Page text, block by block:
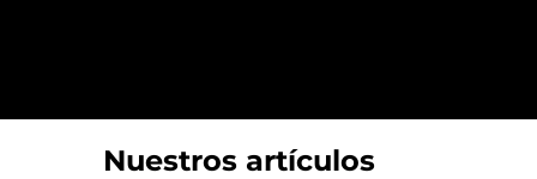
Nuestros artículos